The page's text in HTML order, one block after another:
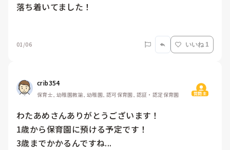
落ち着いてました！
01/06 いいね 1
crib354
保育士, 幼稚園教諭, 幼稚園, 認可保育園, 認証・認定保育園 質問主
わたあめさんありがとうございます！
1歳から保育園に預ける予定です！
3歳までかかるんですね...